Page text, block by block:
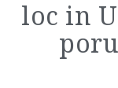
loc in